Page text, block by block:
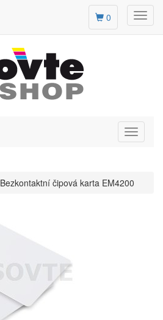
0
Toggle
Bezkontaktní čipová karta EM4200